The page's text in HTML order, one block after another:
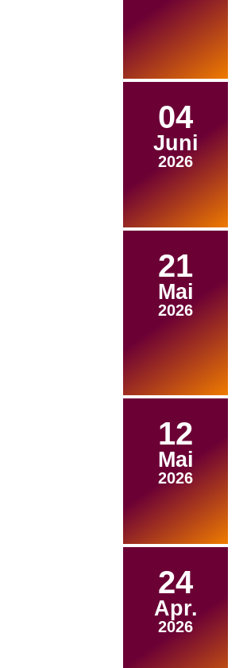
04
Juni
2026
21
Mai
2026
12
Mai
2026
24
Apr.
2026